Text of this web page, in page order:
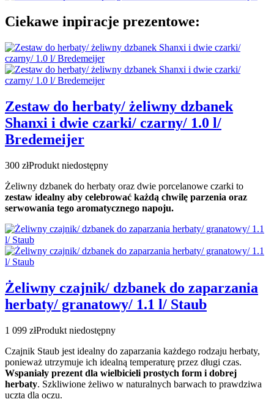
Ciekawe inpiracje prezentowe:
Zestaw do herbaty/ żeliwny dzbanek
Shanxi i dwie czarki/ czarny/ 1.0 l/
Bredemeijer
300 złProdukt niedostępny
Żeliwny dzbanek do herbaty oraz dwie porcelanowe czarki to
zestaw idealny aby celebrować każdą chwilę parzenia oraz
serwowania tego aromatycznego napoju.
Żeliwny czajnik/ dzbanek do zaparzania
herbaty/ granatowy/ 1.1 l/ Staub
1 099 złProdukt niedostępny
Czajnik Staub jest idealny do zaparzania każdego rodzaju herbaty,
ponieważ utrzymuje ich idealną temperaturę przez długi czas.
Wspaniały prezent dla wielbicieli prostych form i dobrej
herbaty. Szkliwione żeliwo w naturalnych barwach to prawdziwa
uczta dla oczu.